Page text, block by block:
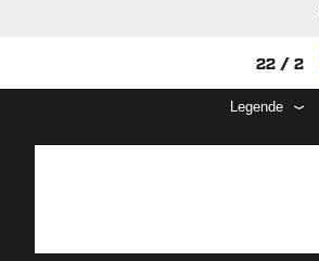
22 / 2
Legende